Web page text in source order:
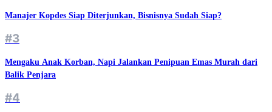
Manajer Kopdes Siap Diterjunkan, Bisnisnya Sudah Siap?
#3
Mengaku Anak Korban, Napi Jalankan Penipuan Emas Murah dari
Balik Penjara
#4